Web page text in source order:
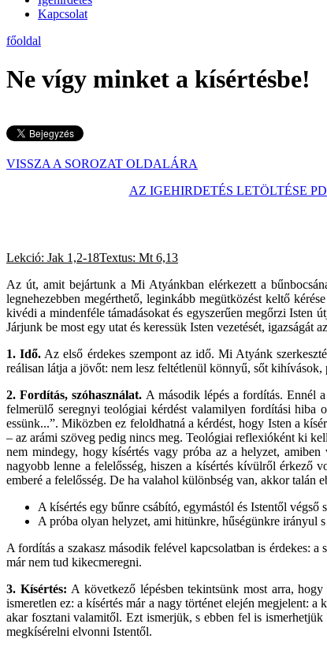
Kapcsolat
főoldal
Ne vígy minket a kísértésbe!
VISSZA A SOROZAT OLDALÁRA
AZ IGEHIRDETÉS LETÖLTÉSE
Lekció: Jak 1,2-18Textus: Mt 6,13
Az út, amit bejártunk a Mi Atyánkban elérkezett a
legnehezebben megérthető, leginkább megütközést keltő
kivédi a mindenféle támadásokat és egyszerűen megőrzi
Járjunk be most egy utat és keressük Isten vezetését,
1. Idő. Az első érdekes szempont az idő. Mi Atyánk
reálisan látja a jövőt: nem lesz feltétlenül könnyű, sőt kihívások,
2. Fordítás, szóhasználat. A második lépés a fordítás. Ennél
felmerülő seregnyi teológiai kérdést valamilyen fordítási hiba
essünk...”. Miközben ez feloldhatná a kérdést, hogy Isten a
– az arámi szöveg pedig nincs meg. Teológiai reflexióként ki
nem mindegy, hogy kísértés vagy próba az a helyzet,
nagyobb lenne a felelősség, hiszen a kísértés kívülről érkező
emberé a felelősség. De ha valahol különbség van, akkor talán
A kísértés egy bűnre csábító, egymástól és Istentől végső
A próba olyan helyzet, ami hitünkre, hűségünkre irányul
A fordítás a szakasz második felével kapcsolatban is érdekes:
már nem tud kikecmeregni.
3. Kísértés: A következő lépésben tekintsünk most arra,
ismeretlen ez: a kísértés már a nagy történet elején megjelent:
akar fosztani valamitől. Ezt ismerjük, s ebben fel is
megkísérelni elvonni Istentől.